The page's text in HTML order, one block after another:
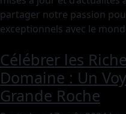
partager notre passion
exceptionnels avec le
Célébrer les
Domaine : Un
Grande Roche